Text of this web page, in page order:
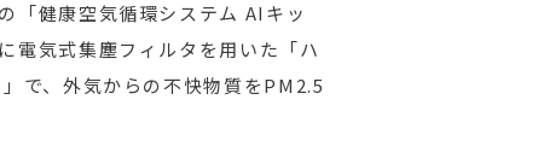
「健康空気循環システム AIキッ
電気式集塵フィルタを用いた「ハ
で、外気からの不快物質をPM2.5